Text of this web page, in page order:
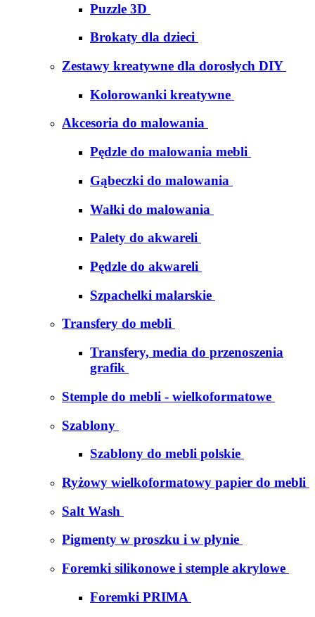
Puzzle 3D
Brokaty dla dzieci
Zestawy kreatywne dla dorosłych DIY
Kolorowanki kreatywne
Akcesoria do malowania
Pędzle do malowania mebli
Gąbeczki do malowania
Wałki do malowania
Palety do akwareli
Pędzle do akwareli
Szpachelki malarskie
Transfery do mebli
Transfery, media do przenoszenia
grafik
Stemple do mebli - wielkoformatowe
Szablony
Szablony do mebli polskie
Ryżowy wielkoformatowy papier do mebli
Salt Wash
Pigmenty w proszku i w płynie
Foremki silikonowe i stemple akrylowe
Foremki PRIMA